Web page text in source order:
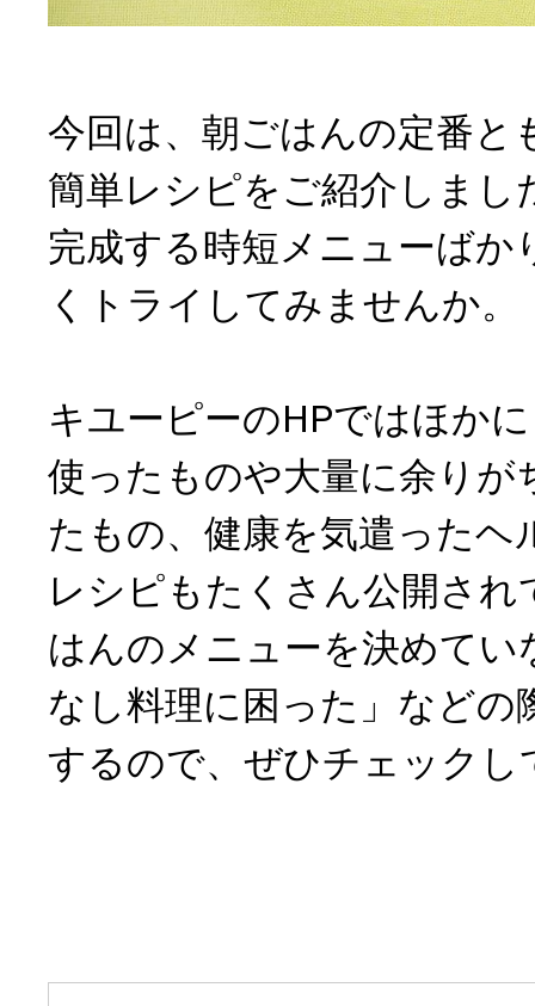
今回は、朝ごはんの定番と
簡単レシピをご紹介しまし
完成する時短メニューばか
くトライしてみませんか。
キユーピーのHPではほか
使ったものや大量に余りが
たもの、健康を気遣ったヘ
レシピもたくさん公開され
はんのメニューを決めてい
なし料理に困った」などの
するので、ぜひチェックし